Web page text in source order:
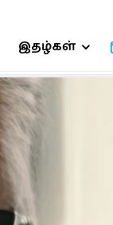
இதழ்கள்